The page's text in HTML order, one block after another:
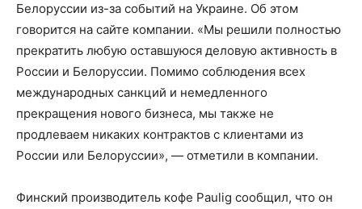
Белоруссии из-за событий на Украине. Об этом
говорится на сайте компании. «Мы решили полностью
прекратить любую оставшуюся деловую активность в
России и Белоруссии. Помимо соблюдения всех
международных санкций и немедленного
прекращения нового бизнеса, мы также не
продлеваем никаких контрактов с клиентами из
России или Белоруссии», — отметили в компании.
Финский производитель кофе Paulig сообщил, что он